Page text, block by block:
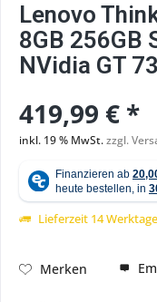
Lenovo
8GB 256GB
NVidia GT
419,99 € *
inkl. 19 % MwSt.zzgl.
Lieferzeit 14 Werktage
Merken